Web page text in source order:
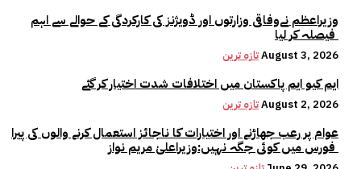
وزیراعظم نےوفاقی وزارتوں اور ڈویژنز کی کارکردگی کے حوالے سے اہم
تازہ ترینAugust 3, 2026
ایم کیو ایم پاکستان میں اختلافات شدت اختیار کر گئے
تازہ ترینAugust 2, 2026
عوام پر رعب جھاڑنے اور اختیارات کا ناجائز استعمال کرنے والوں کی پیرا